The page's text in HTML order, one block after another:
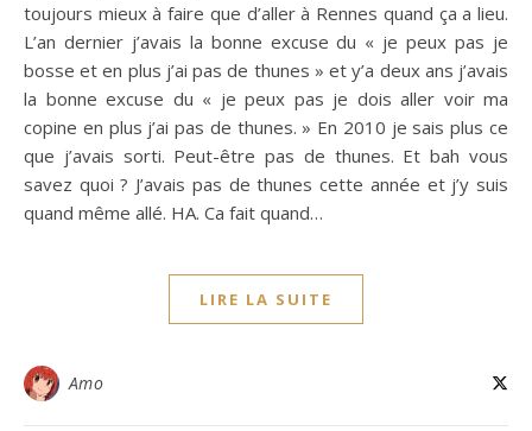
toujours mieux à faire que d’aller à Rennes quand ça a lieu.
L’an dernier j’avais la bonne excuse du « je peux pas je
bosse et en plus j’ai pas de thunes » et y’a deux ans j’avais
la bonne excuse du « je peux pas je dois aller voir ma
copine en plus j’ai pas de thunes. » En 2010 je sais plus ce
que j’avais sorti. Peut-être pas de thunes. Et bah vous
savez quoi ? J’avais pas de thunes cette année et j’y suis
quand même allé. HA. Ca fait quand…
LIRE LA SUITE
Amo